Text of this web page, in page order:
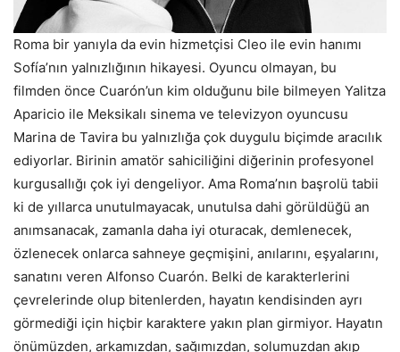
Roma bir yanıyla da evin hizmetçisi Cleo ile evin hanımı
Sofía’nın yalnızlığının hikayesi. Oyuncu olmayan, bu
filmden önce Cuarón’un kim olduğunu bile bilmeyen Yalitza
Aparicio ile Meksikalı sinema ve televizyon oyuncusu
Marina de Tavira bu yalnızlığa çok duygulu biçimde aracılık
ediyorlar. Birinin amatör sahiciliğini diğerinin profesyonel
kurgusallığı çok iyi dengeliyor. Ama Roma’nın başrolü tabii
ki de yıllarca unutulmayacak, unutulsa dahi görüldüğü an
anımsanacak, zamanla daha iyi oturacak, demlenecek,
özlenecek onlarca sahneye geçmişini, anılarını, eşyalarını,
sanatını veren Alfonso Cuarón. Belki de karakterlerini
çevrelerinde olup bitenlerden, hayatın kendisinden ayrı
görmediği için hiçbir karaktere yakın plan girmiyor. Hayatın
önümüzden, arkamızdan, sağımızdan, solumuzdan akıp